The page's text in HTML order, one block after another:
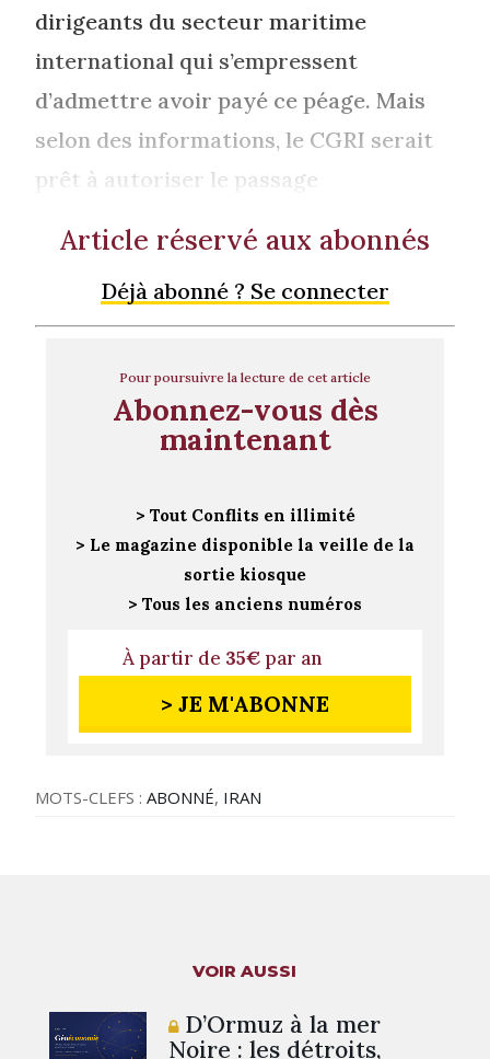
dirigeants du secteur maritime
international qui s’empressent
d’admettre avoir payé ce péage. Mais
selon des informations, le CGRI serait
prêt à autoriser le passage
Article réservé aux abonnés
Déjà abonné ? Se connecter
Pour poursuivre la lecture de cet article
Abonnez-vous dès
maintenant
> Tout Conflits en illimité
> Le magazine disponible la veille de la
sortie kiosque
> Tous les anciens numéros
À partir de 35€par an
> JE M'ABONNE
MOTS-CLEFS :ABONNÉ, IRAN
VOIR AUSSI
D’Ormuz à la mer
Noire : les détroits,